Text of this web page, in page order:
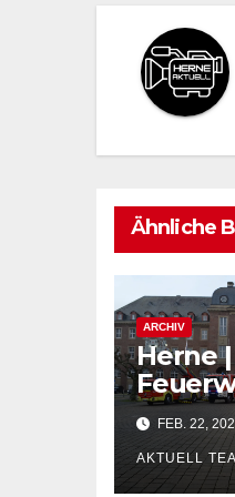
Ähnliche
ARCHIV
Herne |
5 neue
FEB. 22,
AKTUELL